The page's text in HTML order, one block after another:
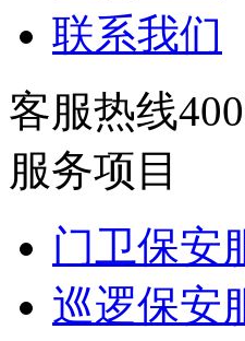
联系我们
客服热线
服务项目
门卫保安
巡逻保安